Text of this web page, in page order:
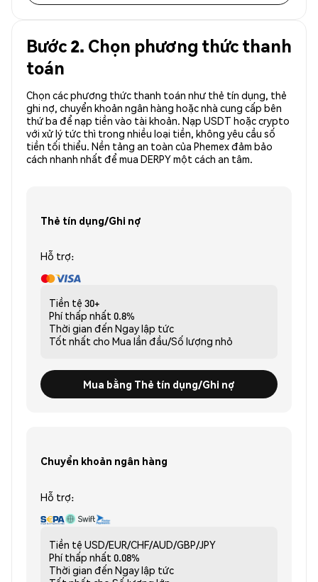
Bước 2. Chọn phương thức thanh
toán
Chọn các phương thức thanh toán như thẻ tín dụng, thẻ
ghi nợ, chuyển khoản ngân hàng hoặc nhà cung cấp bên
thứ ba để nạp tiền vào tài khoản. Nạp USDT hoặc crypto
với xử lý tức thì trong nhiều loại tiền, không yêu cầu số
tiền tối thiểu. Nền tảng an toàn của Phemex đảm bảo
cách nhanh nhất để mua DERPY một cách an tâm.
Thẻ tín dụng/Ghi nợ
Hỗ trợ:
Tiền tệ 30+
Phí thấp nhất 0.8%
Thời gian đến Ngay lập tức
Tốt nhất cho Mua lần đầu/Số lượng nhỏ
Mua bằng Thẻ tín dụng/Ghi nợ
Chuyển khoản ngân hàng
Hỗ trợ:
Tiền tệ USD/EUR/CHF/AUD/GBP/JPY
Phí thấp nhất 0.08%
Thời gian đến Ngay lập tức